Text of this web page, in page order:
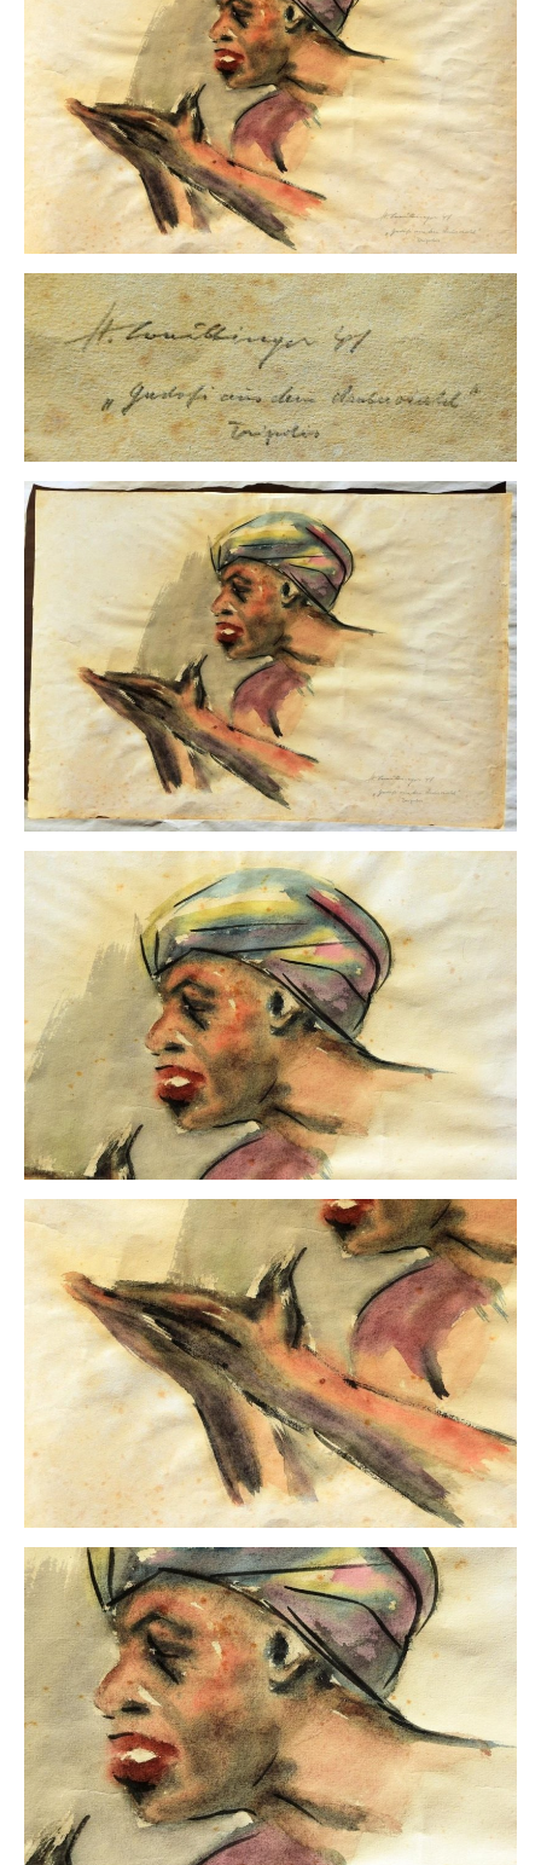
Buchempfehlungen
Richild Holt – Farbe und Linie
Theodor Zeller (1900-1986) Maler und
Visionär
Walter Becker (1893-1984) Malerei und Grafik
Der Maler Richard Sprick (1901-1976)
Suche
Über Uns
Kontakt
Publikationsliste
Über Uns
Impressum
Datenschutz
AGB
Widerruf